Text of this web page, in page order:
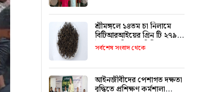
শ্রীমঙ্গলে ১৪তম চা নিলামে
বিটিআরআইয়ের গ্রিন টি ২৭৯০
টাকা কেজি দরে বিক্রি
সর্বশেষ সংবাদ থেকে
আইনজীবীদের পেশাগত দক্ষতা
বৃদ্ধিতে প্রশিক্ষণ কর্মশালা